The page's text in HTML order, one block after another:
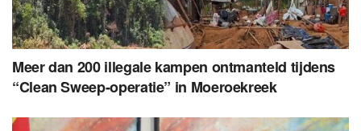
Meer dan 200 illegale kampen ontmanteld tijdens
“Clean Sweep-operatie” in Moeroekreek